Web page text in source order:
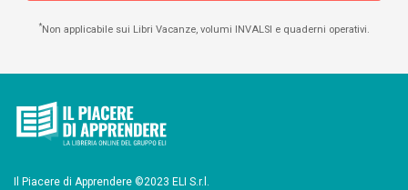
*Non applicabile sui Libri Vacanze, volumi INVALSI e quaderni operativi.
Il Piacere di Apprendere ©2023 ELI S.r.l.